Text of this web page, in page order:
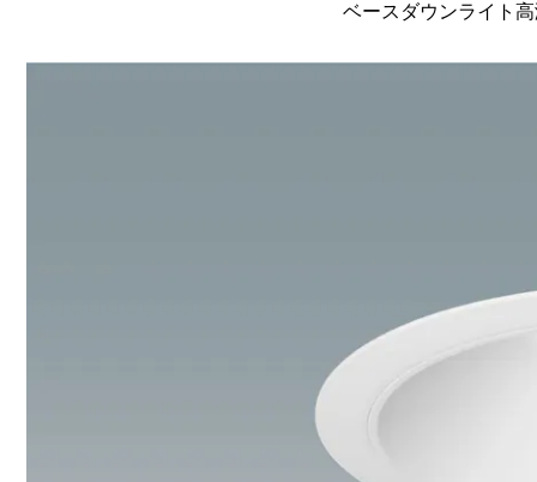
ベースダウンライト